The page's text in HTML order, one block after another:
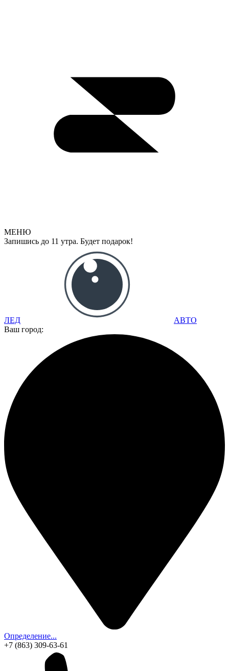
МЕНЮ
Запишись до 11 утра. Будет подарок!
ЛЕД
АВТО
Ваш город:
Определение...
+7 (863) 309-63-61